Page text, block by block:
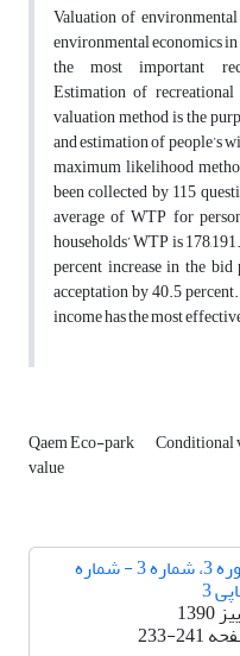
Valuation of
environmental economics
the most important
Estimation of
valuation method is the
and estimation of people’s
maximum likelihood
been collected by 115
average of WTP for
households’ WTP is
percent increase in the
acceptation by 40.5
income has the most
Qaem Eco-park Conditional
value
دوره 3، شماره 3 - شماره
3
1390
233-241